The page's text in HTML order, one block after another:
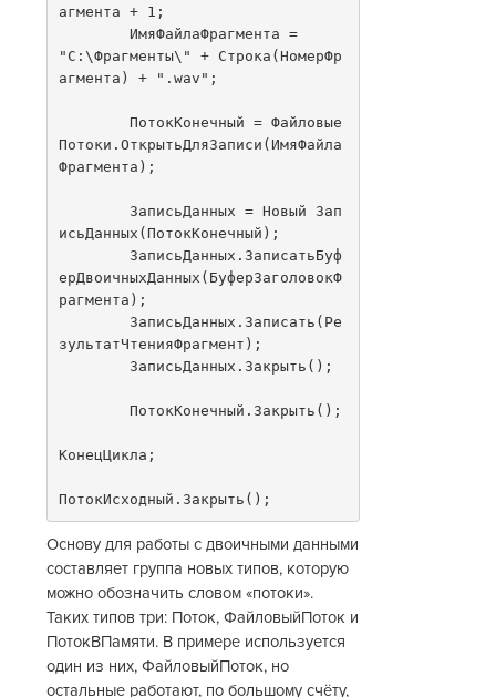
агмента + 1;
"C:\Фрагменты\" + Строка(НомерФр
агмента) + ".wav";
Потоки.ОткрытьДляЗаписи(ИмяФайла
Фрагмента);
исьДанных(ПотокКонечный);
ерДвоичныхДанных(БуферЗаголовокФ
рагмента);
зультатЧтенияФрагмент);
КонецЦикла;
Основу для работы с двоичными данными
составляет группа новых типов, которую
можно обозначить словом «потоки».
Таких типов три: Поток, ФайловыйПоток и
ПотокВПамяти. В примере используется
один из них, ФайловыйПоток, но
остальные работают, по большому счёту,